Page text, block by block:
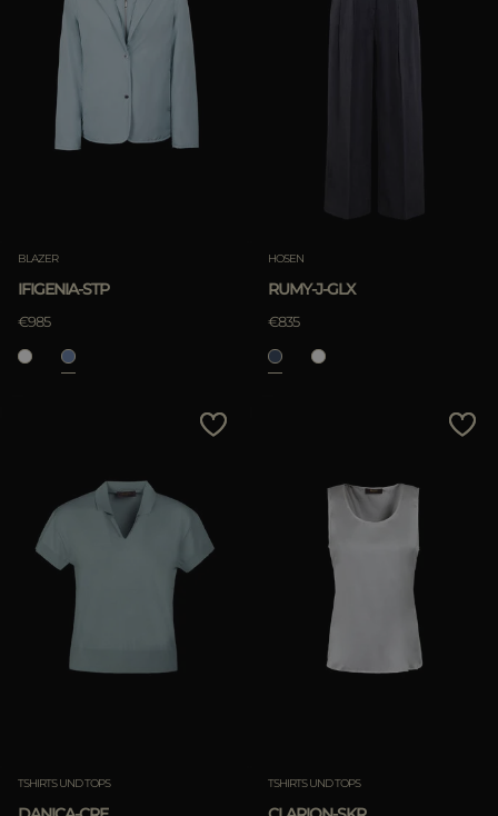
BLAZER
IFIGENIA-STP
€985
HOSEN
RUMY-J-GLX
€835
TSHIRTS UND TOPS TSHIRTS UND TOPS